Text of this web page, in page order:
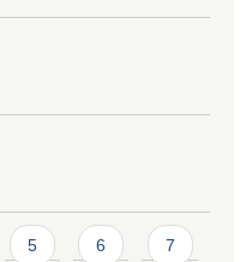
5 6 7